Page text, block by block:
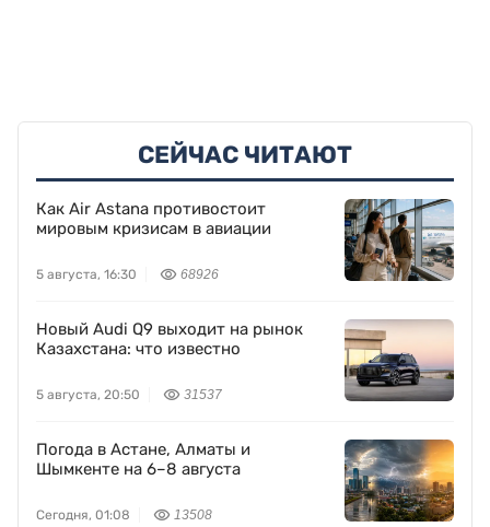
СЕЙЧАС ЧИТАЮТ
Как Air Astana противостоит
мировым кризисам в авиации
5 августа, 16:30 68926
Новый Audi Q9 выходит на рынок
Казахстана: что известно
5 августа, 20:50 31537
Погода в Астане, Алматы и
Шымкенте на 6–8 августа
Сегодня, 01:08 13508